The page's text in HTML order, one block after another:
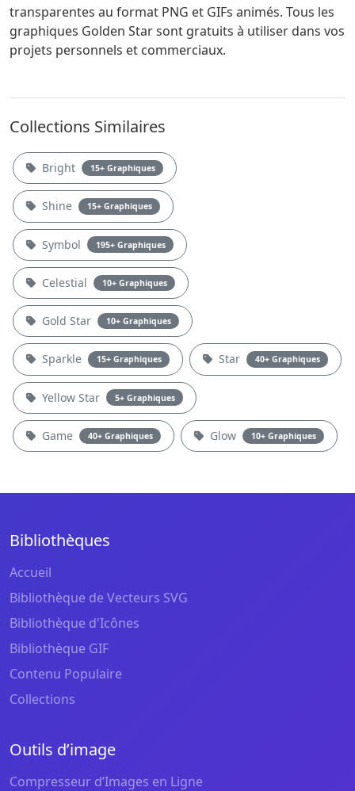
transparentes au format PNG et GIFs animés. Tous les
graphiques Golden Star sont gratuits à utiliser dans vos
projets personnels et commerciaux.
Collections Similaires
Bright 15+ Graphiques
Shine 15+ Graphiques
Symbol 195+ Graphiques
Celestial 10+ Graphiques
Gold Star 10+ Graphiques
Sparkle 15+ Graphiques Star 40+ Graphiques
Yellow Star 5+ Graphiques
Game 40+ Graphiques Glow 10+ Graphiques
Bibliothèques
Accueil
Bibliothèque de Vecteurs SVG
Bibliothèque d'Icônes
Bibliothèque GIF
Contenu Populaire
Collections
Outils d’image
Compresseur d’Images en Ligne